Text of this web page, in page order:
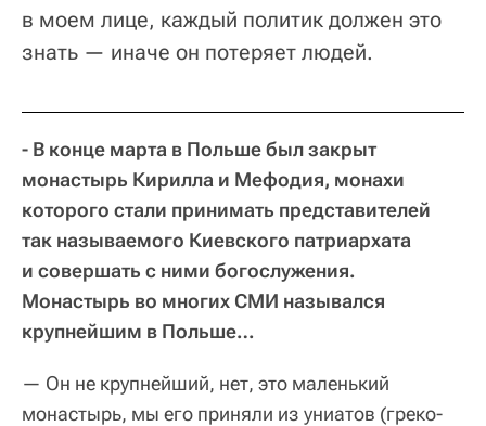
в моем лице, каждый политик должен это
знать — иначе он потеряет людей.
- В конце марта в Польше был закрыт
монастырь Кирилла и Мефодия, монахи
которого стали принимать представителей
так называемого Киевского патриархата
и совершать с ними богослужения.
Монастырь во многих СМИ назывался
крупнейшим в Польше…
— Он не крупнейший, нет, это маленький
монастырь, мы его приняли из униатов (греко-